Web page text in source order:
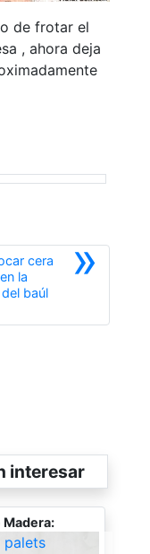
de frotar el
, ahora deja
»
cera
la
baúlSiguiente
interesar
Madera:
palets